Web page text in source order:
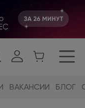
ВАКАНСИИ БЛОГ